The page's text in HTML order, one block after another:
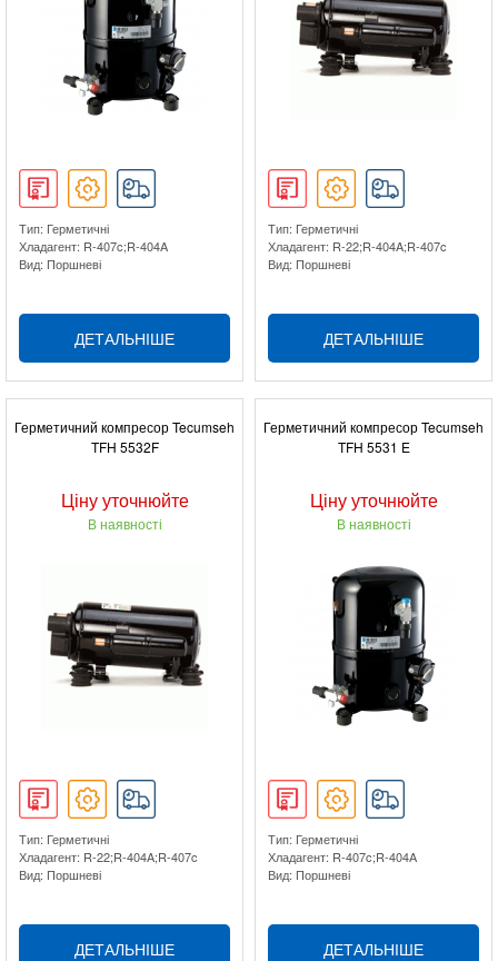
Тип: Герметичні
Хладагент: R-407c;R-404A
Вид: Поршневі
ДЕТАЛЬНІШЕ
Тип: Герметичні
Хладагент: R-22;R-404A;R-407c
Вид: Поршневі
ДЕТАЛЬНІШЕ
Герметичний компресор Tecumseh
TFH 5532F
Ціну уточнюйте
В наявності
Тип: Герметичні
Хладагент: R-22;R-404A;R-407c
Вид: Поршневі
ДЕТАЛЬНІШЕ
Герметичний компресор Tecumseh
TFH 5531 E
Ціну уточнюйте
В наявності
Тип: Герметичні
Хладагент: R-407c;R-404A
Вид: Поршневі
ДЕТАЛЬНІШЕ